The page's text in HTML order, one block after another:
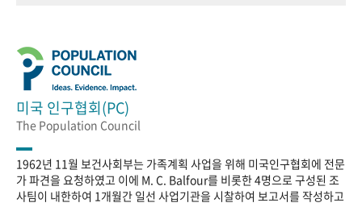
미국 인구협회(PC)
The Population Council
1962년 11월 보건사회부는 가족계획 사업을 위해 미국인구협회에 전문
가 파견을 요청하였고 이에 M. C. Balfour를 비롯한 4명으로 구성된 조
사팀이 내한하여 1개월간 일선 사업기관을 시찰하여 보고서를 작성하고